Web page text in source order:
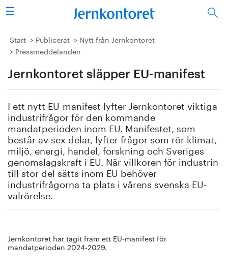
Sök
Stålindustrin
Forskning/utbildning
Energi/miljö
Vi tycker
Publicerat
Bildbank
Start Publicerat
Nytt från Jernkontoret
Pressmeddelanden
Jernkontoret släpper EU-manifest
I ett nytt EU-manifest lyfter Jernkontoret viktiga
industrifrågor för den kommande
mandatperioden inom EU. Manifestet, som
består av sex delar, lyfter frågor som rör klimat,
miljö, energi, handel, forskning och Sveriges
genomslagskraft i EU. När villkoren för industrin
till stor del sätts inom EU behöver
industrifrågorna ta plats i vårens svenska EU-
valrörelse.
Jernkontoret har tagit fram ett EU-manifest för
mandatperioden 2024-2029.